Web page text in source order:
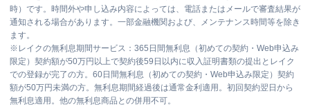
時）です。時間外や申し込み内容によっては、電話またはメールで審査結果が
通知される場合があります。一部金融機関および、メンテナンス時間等を除き
ます。
※ レイクの無利息期間サービス：365日間無利息（初めての契約・Web申込み
限定）契約額が50万円以上で契約後59日以内に収入証明書類の提出とレイク
での登録が完了の方。60日間無利息（初めての契約・Web申込み限定）契約
額が50万円未満の方。無利息期間経過後は通常金利適用。初回契約翌日から
無利息適用。他の無利息商品との併用不可。